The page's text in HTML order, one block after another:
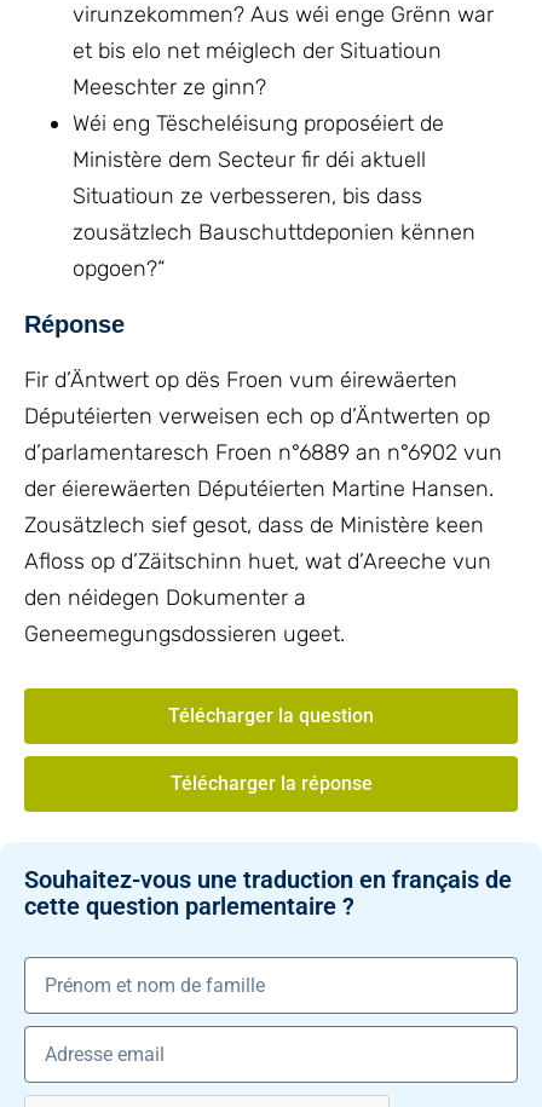
virunzekommen? Aus wéi enge Grënn war
et bis elo net méiglech der Situatioun
Meeschter ze ginn?
Wéi eng Tëscheléisung proposéiert de
Ministère dem Secteur fir déi aktuell
Situatioun ze verbesseren, bis dass
zousätzlech Bauschuttdeponien kënnen
opgoen?“
Réponse
Fir d’Äntwert op dës Froen vum éirewäerten
Députéierten verweisen ech op d’Äntwerten op
d’parlamentaresch Froen n°6889 an n°6902 vun
der éierewäerten Députéierten Martine Hansen.
Zousätzlech sief gesot, dass de Ministère keen
Afloss op d’Zäitschinn huet, wat d’Areeche vun
den néidegen Dokumenter a
Geneemegungsdossieren ugeet.
Télécharger la question
Télécharger la réponse
Souhaitez-vous une traduction en français de
cette question parlementaire ?